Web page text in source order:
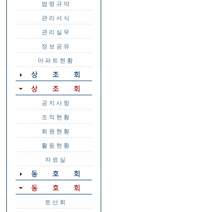
법 령 규 약
관 리 서 식
관 리 실 무
정 보 공 유
아 파 트 현 황
공 지 사 항
조 직 현 황
회 원 현 황
활 동 현 황
자 료 실
토 산 회